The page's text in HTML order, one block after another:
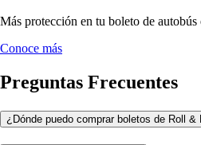
Más protección en tu boleto de
Conoce más
Preguntas Frecuentes
¿Dónde puedo comprar boletos de Roll &